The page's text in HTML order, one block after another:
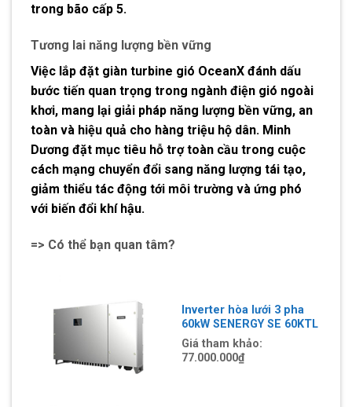
trong bão cấp 5.
Tương lai năng lượng bền vững
Việc lắp đặt giàn turbine gió OceanX đánh dấu
bước tiến quan trọng trong ngành điện gió ngoài
khơi, mang lại giải pháp năng lượng bền vững, an
toàn và hiệu quả cho hàng triệu hộ dân. Minh
Dương đặt mục tiêu hỗ trợ toàn cầu trong cuộc
cách mạng chuyển đổi sang năng lượng tái tạo,
giảm thiểu tác động tới môi trường và ứng phó
với biến đổi khí hậu.
=> Có thể bạn quan tâm?
Inverter hòa lưới 3 pha
60kW SENERGY SE 60KTL
Giá tham khảo:
77.000.000₫